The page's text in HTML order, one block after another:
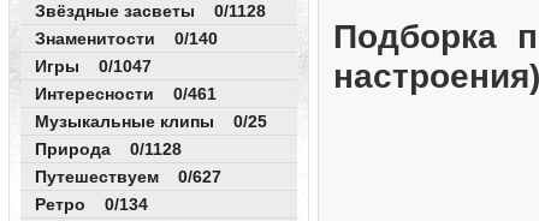
Звёздные засветы 0/1128
Знаменитости 0/140
Игры 0/1047
Интересности 0/461
Музыкальные клипы 0/25
Природа 0/1128
Путешествуем 0/627
Ретро 0/134
Подборка